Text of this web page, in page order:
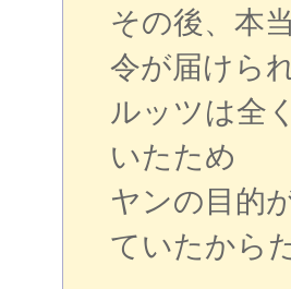
その後、本
令が届けら
ルッツは全
いたため
ヤンの目的
ていたから